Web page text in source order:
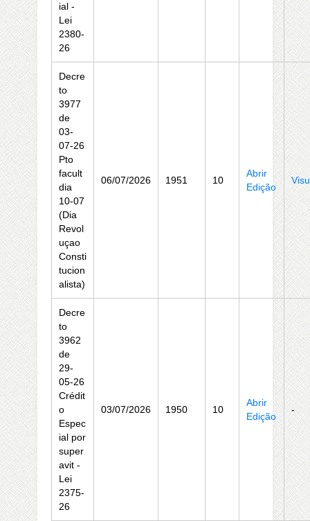
ial -
Lei
2380-
26
Decre
to
3977
de
03-
07-26
Pto
facult
dia
10-07
(Dia
Revol
uçao
Consti
tucion
alista)
06/07/2026 1951 10
Abrir
Edição
Decre
to
3962
de
29-
05-26
Crédit
o
Espec
ial por
super
avit -
Lei
2375-
26
03/07/2026 1950 10
Abrir
Edição
-